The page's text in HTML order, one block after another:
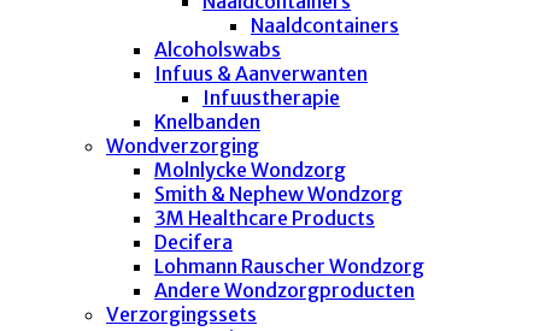
Naaldcontainers
Alcoholswabs
Infuus & Aanverwanten
Infuustherapie
Knelbanden
Wondverzorging
Molnlycke Wondzorg
Smith & Nephew Wondzorg
3M Healthcare Products
Decifera
Lohmann Rauscher Wondzorg
Andere Wondzorgproducten
Verzorgingssets